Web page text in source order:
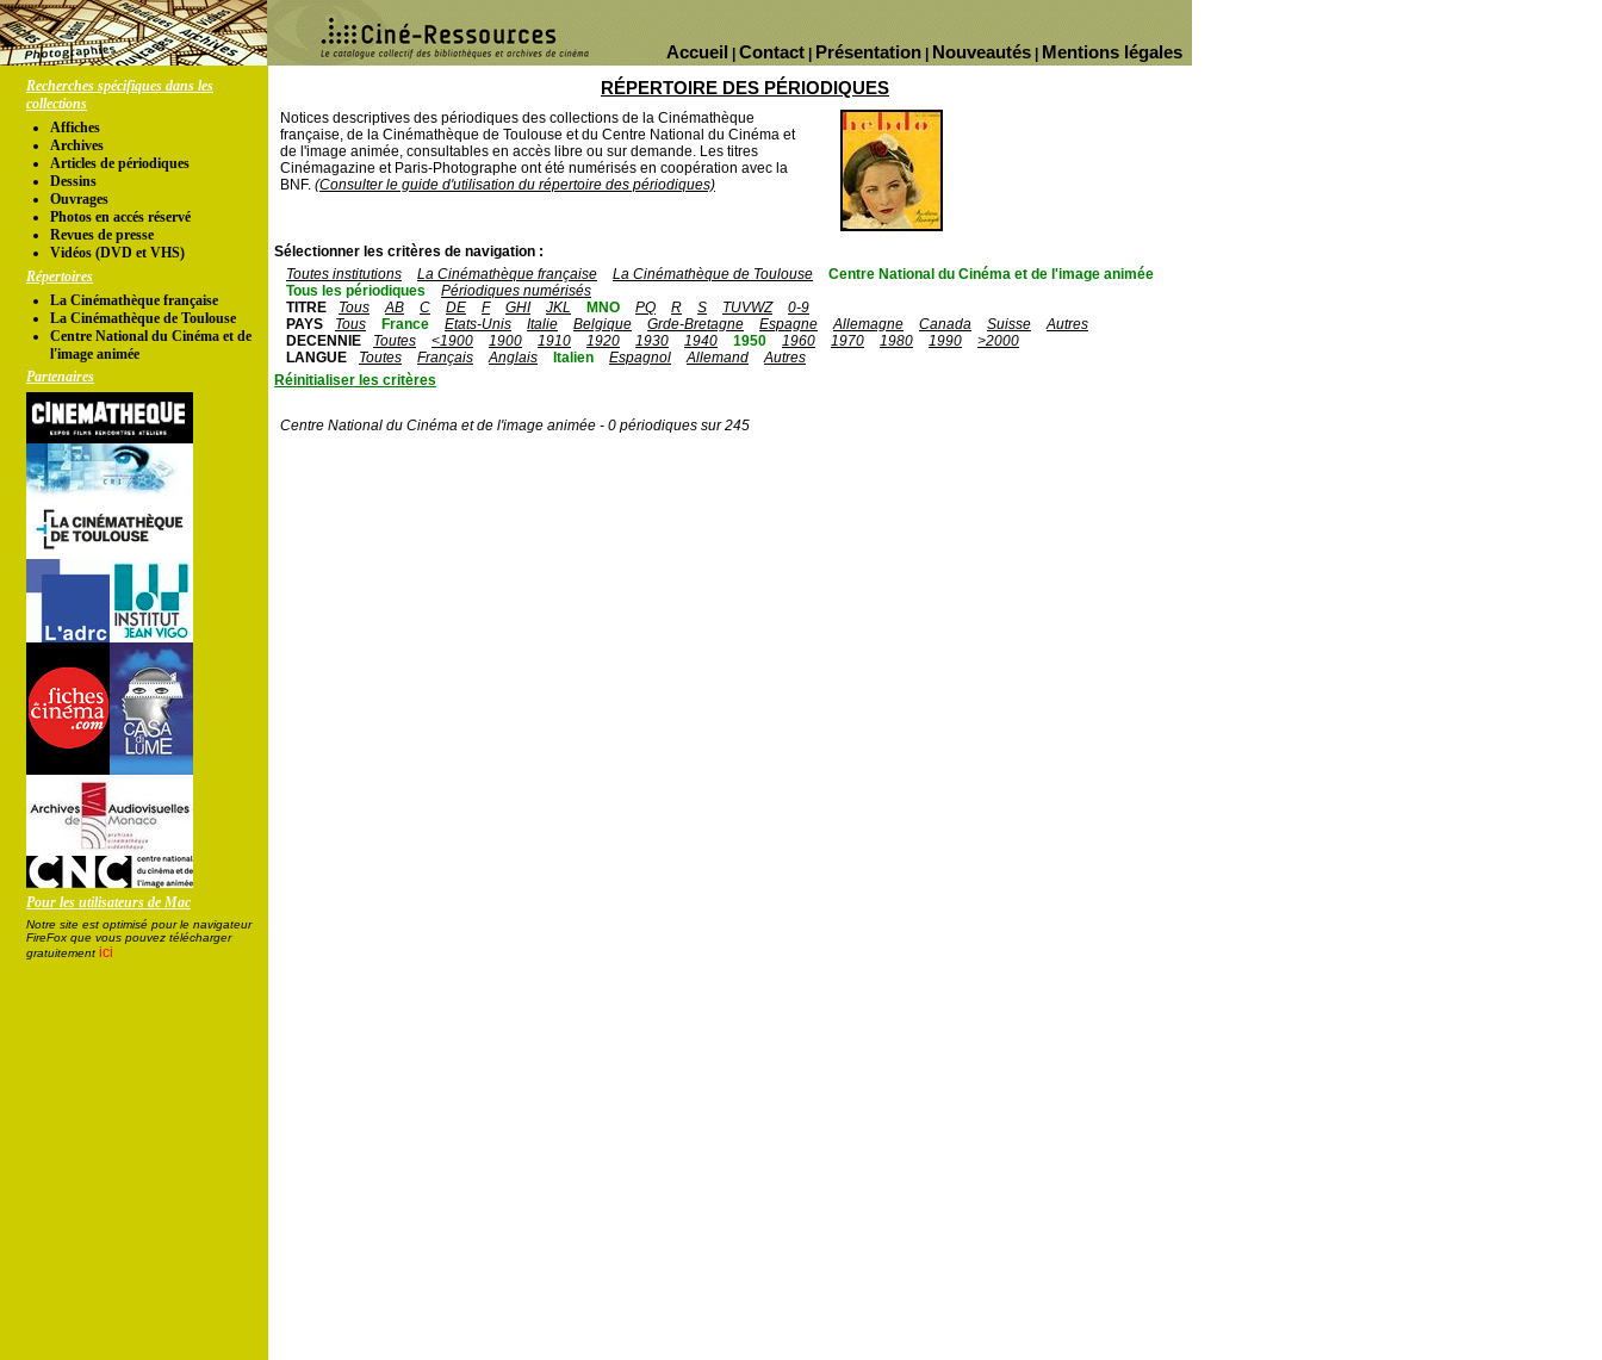
Mentions légales
Nouveautés
Présentation
Contact
Accueil
Recherches spécifiques dans les
collections
Affiches
Archives
Articles de périodiques
Dessins
Ouvrages
Photos en accés réservé
Revues de presse
Vidéos (DVD et VHS)
Répertoires
La Cinémathèque française
La Cinémathèque de Toulouse
Centre National du Cinéma et de
l'image animée
Partenaires
Pour les utilisateurs de Mac
Notre site est optimisé pour le navigateur
FireFox que vous pouvez télécharger
gratuitement ici
RÉPERTOIRE DES PÉRIODIQUES
Notices descriptives des périodiques des collections de la Cinémathèque
française, de la Cinémathèque de Toulouse et du Centre National du Cinéma et
de l'image animée, consultables en accès libre ou sur demande. Les titres
Cinémagazine et Paris-Photographe ont été numérisés en coopération avec la
BNF. (Consulter le guide d'utilisation du répertoire des périodiques)
Sélectionner les critères de navigation :
Toutes institutions
La Cinémathèque française La Cinémathèque de Toulouse
Centre National du Cinéma et de l'image animée
Tous les périodiques
Périodiques numérisés
TITRE
Tous AB C DE F GHI JKL MNO PQ R S TUVWZ
0-9
PAYS
Tous France Etats-Unis Italie Belgique Grde-Bretagne Espagne Allemagne Canada Suisse
Autres
DECENNIE
Toutes <1900 1900 1910 1920 1930 1940 1950 1960 1970 1980 1990
>2000
LANGUE
Toutes Français Anglais Italien Espagnol Allemand
Autres
Réinitialiser les critères
Centre National du Cinéma et de l'image animée - 0 périodiques sur 245